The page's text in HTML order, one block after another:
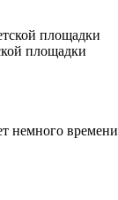
площадки
немного времени